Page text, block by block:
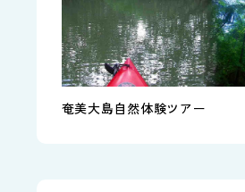
奄美大島自然体験ツアー